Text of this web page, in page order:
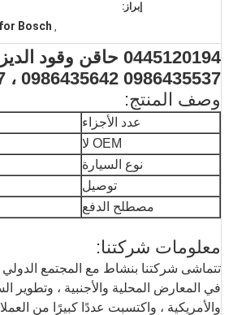
إبراز:
,
Bosch
0986435537 0986435642 ، A4710700387 لبوش
وصف المنتج:
عدد الأجزاء
OEM لا
نوع السيارة
توصيل
مصطلح الدفع
معلومات شركتنا:
تتماشى شركتنا بنشاط مع المجتمع الدولي
في المعارض المحلية والأجنبية ، وتطوير